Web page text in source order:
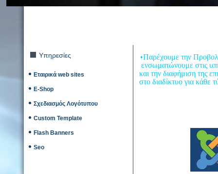
Υπηρεσίες
Εταιρικά web sites
E-Shop
Σχεδιασμός Λογότυπου
Custom Template
Flash Banners
Seo
•Παρέχουμε την
ενσωματώνουμε στις
και την διαφήμιση της
στο διαδίκτυο για κάθε